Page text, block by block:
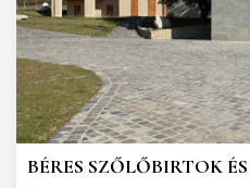
BÉRES SZŐLŐBIRTOK